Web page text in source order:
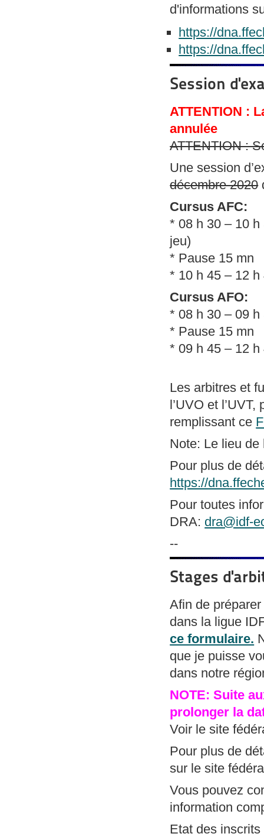
d'informations
https://
https://
Session
ATTENTION :
annulée
ATTENTION :
Une session
décembre 2020
Cursus AFC:
* 08 h 30 – 10
jeu)
* Pause 15 mn
* 10 h 45 – 12
Cursus AFO:
* 08 h 30 – 09
* Pause 15 mn
* 09 h 45 – 12
Les arbitres et
l’UVO et
remplissant ce
Note: Le lieu
Pour plus de
https://
Pour toutes
DRA: dra@idf-
--
Stages
Afin de
dans la ligue
ce formulaire.
que je puisse
dans notre
NOTE: Suite
prolonger la
Voir le site
Pour plus de
sur le site
Vous pouvez
information
Etat des